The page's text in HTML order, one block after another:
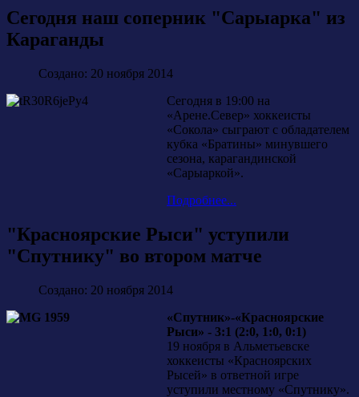
Сегодня наш соперник "Сарыарка" из
Караганды
Создано: 20 ноября 2014
Сегодня в 19:00 на
«Арене.Север» хоккеисты
«Сокола» сыграют с обладателем
кубка «Братины» минувшего
сезона, карагандинской
«Сарыаркой».
Подробнее...
"Красноярские Рыси" уступили
"Спутнику" во втором матче
Создано: 20 ноября 2014
«Спутник»-«Красноярские
Рыси» - 3:1 (2:0, 1:0, 0:1)
19 ноября в Альметьевске
хоккеисты «Красноярских
Рысей» в ответной игре
уступили местному «Спутнику».